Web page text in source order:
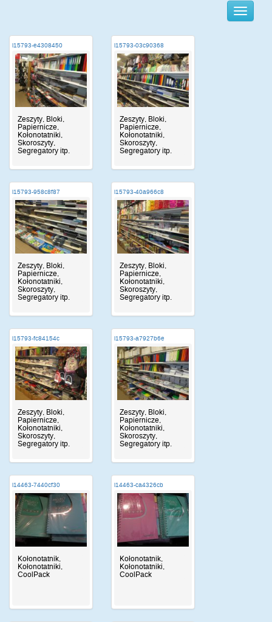
i15793-e4308450
Zeszyty, Bloki,
Papiernicze,
Kołonotatniki,
Skoroszyty,
Segregatory itp.
i15793-03c90368
Zeszyty, Bloki,
Papiernicze,
Kołonotatniki,
Skoroszyty,
Segregatory itp.
i15793-958c8f87
Zeszyty, Bloki,
Papiernicze,
Kołonotatniki,
Skoroszyty,
Segregatory itp.
i15793-40a966c8
Zeszyty, Bloki,
Papiernicze,
Kołonotatniki,
Skoroszyty,
Segregatory itp.
i15793-fc84154c
Zeszyty, Bloki,
Papiernicze,
Kołonotatniki,
Skoroszyty,
Segregatory itp.
i15793-a7927b6e
Zeszyty, Bloki,
Papiernicze,
Kołonotatniki,
Skoroszyty,
Segregatory itp.
i14463-7440cf30
Kołonotatnik,
Kołonotatniki,
CoolPack
i14463-ca4326cb
Kołonotatnik,
Kołonotatniki,
CoolPack